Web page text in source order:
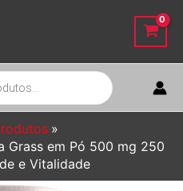
Grass em Pó 500 mg 250
e Vitalidade